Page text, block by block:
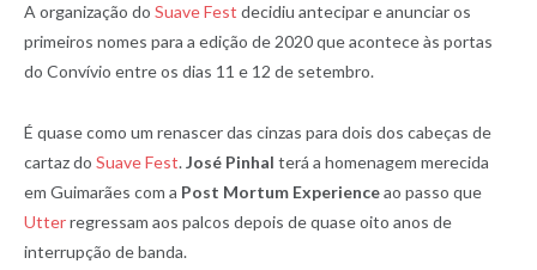
A organização do Suave Fest decidiu antecipar e anunciar os
primeiros nomes para a edição de 2020 que acontece às portas
do Convívio entre os dias 11 e 12 de setembro.
É quase como um renascer das cinzas para dois dos cabeças de
cartaz do Suave Fest.José Pinhal terá a homenagem merecida
em Guimarães com a Post Mortum Experienceao passo que
Utterregressam aos palcos depois de quase oito anos de
interrupção de banda.